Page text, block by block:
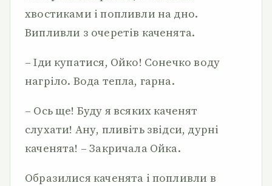
хвостиками і попливли на дно.
Випливли з очеретів каченята.
– Іди купатися, Ойко! Сонечко воду
нагріло. Вода тепла, гарна.
– Ось ще! Буду я всяких каченят
слухати! Ану, пливіть звідси, дурні
каченята! – Закричала Ойка.
Образилися каченята і попливли в